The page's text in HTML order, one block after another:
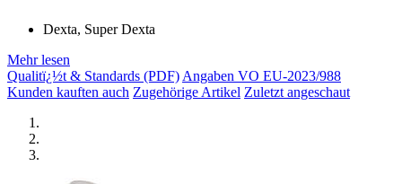
Dexta, Super Dexta
Mehr lesen
Qualitï¿½t & Standards (PDF)Angaben VO EU-2023/988
Kunden kauften auch Zugehörige Artikel Zuletzt angeschaut